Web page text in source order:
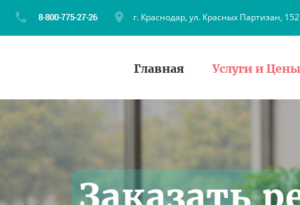
г. Краснодар, ул. Красных Партизан,
Главная Услуги и Цены